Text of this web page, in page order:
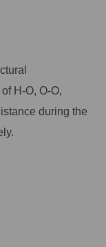
H-O, O-O,
during the